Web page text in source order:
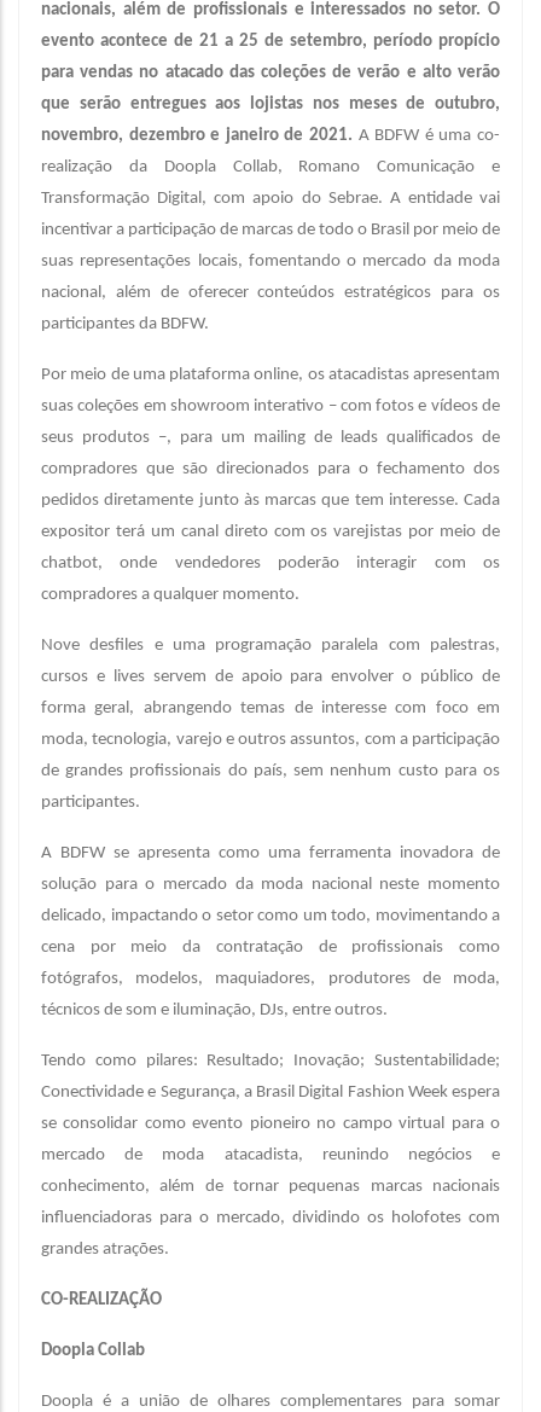
nacionais, além de profissionais e interessados no setor. O
evento acontece de 21 a 25 de setembro, período propício
para vendas no atacado das coleções de verão e alto verão
que serão entregues aos lojistas nos meses de outubro,
novembro, dezembro e janeiro de 2021. A BDFW é uma co-
realização da Doopla Collab, Romano Comunicação e
Transformação Digital, com apoio do Sebrae. A entidade vai
incentivar a participação de marcas de todo o Brasil por meio de
suas representações locais, fomentando o mercado da moda
nacional, além de oferecer conteúdos estratégicos para os
participantes da BDFW.
Por meio de uma plataforma online, os atacadistas apresentam
suas coleções em showroom interativo – com fotos e vídeos de
seus produtos –, para um mailing de leads qualificados de
compradores que são direcionados para o fechamento dos
pedidos diretamente junto às marcas que tem interesse. Cada
expositor terá um canal direto com os varejistas por meio de
chatbot, onde vendedores poderão interagir com os
compradores a qualquer momento.
Nove desfiles e uma programação paralela com palestras,
cursos e lives servem de apoio para envolver o público de
forma geral, abrangendo temas de interesse com foco em
moda, tecnologia, varejo e outros assuntos, com a participação
de grandes profissionais do país, sem nenhum custo para os
participantes.
A BDFW se apresenta como uma ferramenta inovadora de
solução para o mercado da moda nacional neste momento
delicado, impactando o setor como um todo, movimentando a
cena por meio da contratação de profissionais como
fotógrafos, modelos, maquiadores, produtores de moda,
técnicos de som e iluminação, DJs, entre outros.
Tendo como pilares: Resultado; Inovação; Sustentabilidade;
Conectividade e Segurança, a Brasil Digital Fashion Week espera
se consolidar como evento pioneiro no campo virtual para o
mercado de moda atacadista, reunindo negócios e
conhecimento, além de tornar pequenas marcas nacionais
influenciadoras para o mercado, dividindo os holofotes com
grandes atrações.
CO-REALIZAÇÃO
Doopla Collab
Doopla é a união de olhares complementares para somar